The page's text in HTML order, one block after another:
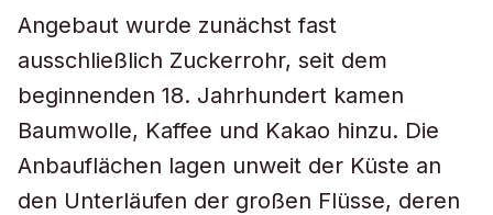
Angebaut wurde zunächst fast
ausschließlich Zuckerrohr, seit dem
beginnenden 18. Jahrhundert kamen
Baumwolle, Kaffee und Kakao hinzu. Die
Anbauflächen lagen unweit der Küste an
den Unterläufen der großen Flüsse, deren